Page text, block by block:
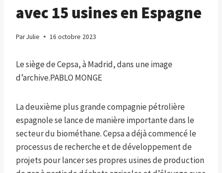
avec 15 usines en Espagne
ParJulie 16 octobre 2023
Le siège de Cepsa, à Madrid, dans une image
d’archive.PABLO MONGE
La deuxième plus grande compagnie pétrolière
espagnole se lance de manière importante dans le
secteur du biométhane. Cepsa a déjà commencé le
processus de recherche et de développement de
projets pour lancer ses propres usines de production